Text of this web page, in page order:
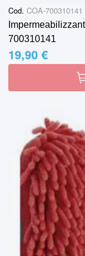
Cod. COA-700310141
700310141
19,90 €